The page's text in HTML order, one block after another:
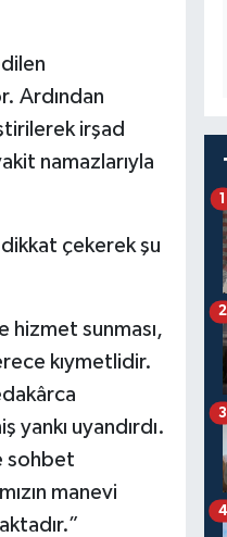
Ardından
irşad
namazlarıyla
çekerek şu
hizmet sunması,
kıymetlidir.
uyandırdı.
sohbet
manevi
1
2
3
4